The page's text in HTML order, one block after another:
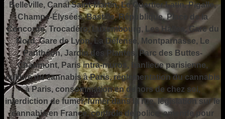
Belleville, Canal Saint-Martin, Le Quartier Latin, Pigalle,
Champs-Élysées, Bastille, République, Place de la
Concorde, Trocadéro, Luxembourg, Les Halles, Gare du
Nord, Gare de Lyon, La Défense, Montparnasse, Le
Panthéon, Jardin des Plantes, Parc des Buttes-
Chaumont, Paris intra-muros, banlieue parisienne,
culture du cannabis à Paris, réglementation du cannabis
à Paris, consommation en dehors de chez soi,
interdiction de fumer, fumer dans la rue, législation sur le
cannabis en France, contrôle de police, amende pour